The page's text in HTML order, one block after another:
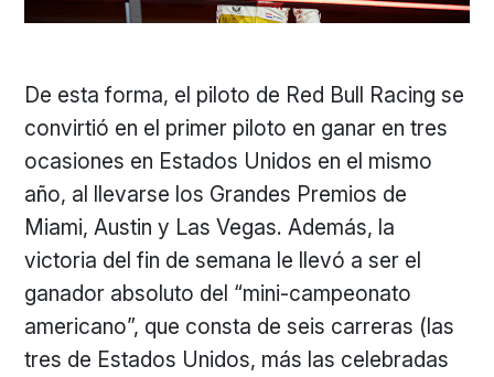
De esta forma, el piloto de Red Bull Racing se
convirtió en el primer piloto en ganar en tres
ocasiones en Estados Unidos en el mismo
año, al llevarse los Grandes Premios de
Miami, Austin y Las Vegas. Además, la
victoria del fin de semana le llevó a ser el
ganador absoluto del “mini-campeonato
americano”, que consta de seis carreras (las
tres de Estados Unidos, más las celebradas